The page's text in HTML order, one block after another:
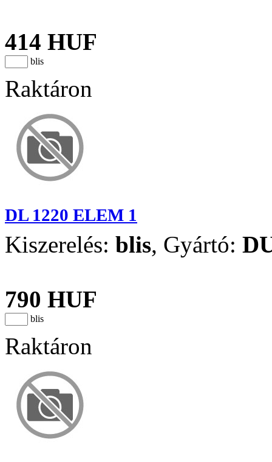
414 HUF
blis
Raktáron
DL 1220 ELEM 1
Kiszerelés: blis, Gyártó:
790 HUF
blis
Raktáron